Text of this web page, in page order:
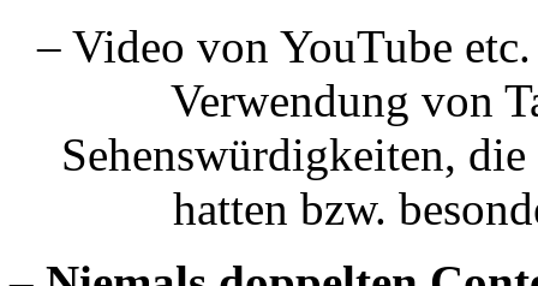
– Video von YouTube
Verwendung von
Sehenswürdigkeiten,
hatten bzw.